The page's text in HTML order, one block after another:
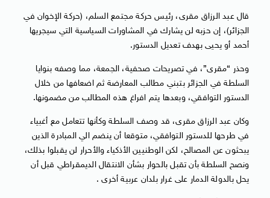
قال عبد الرزاق مقرى، رئيس حركة مجتمع السلم، (حركة الإخوان في
الجزائر)، إن حزبه لن يشارك في المشاورات السياسية التي سيجريها
أحمد أو يحيى بهدف تعديل الدستور.
وحذر “مقرى”، في تصريحات صحفية، الجمعة، مما وصفه بنوايا
السلطة في الجزائر بتبني مطالب المعارضة ثم اضعافها من خلال
الدستور التوافقي، وبعدها يتم افراغ هذه المطالب من مضمونها.
وكان عبد الرزاق مقرى، قد وصف السلطة وكأنها تتعامل مع أغبياء
في طرحها للدستور التوافقي، متوقعا أن ينضم الي المبادرة الذين
يبحثون عن المصالح، لكن الوطنيين الأذكياء والأحرار لن يقبلوا بذلك،
ونصح السلطة بأن تقبل بالحوار بشأن الانتقال الديمقراطي قبل أن
يحل بالدولة الدمار على غرار بلدان عربية أخرى .